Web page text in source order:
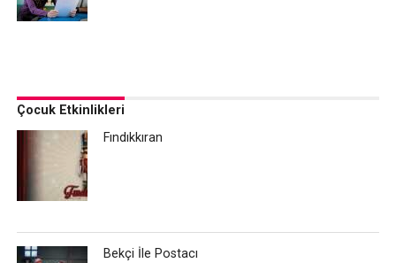
Çocuk Etkinlikleri
Fındıkkıran
Bekçi İle Postacı